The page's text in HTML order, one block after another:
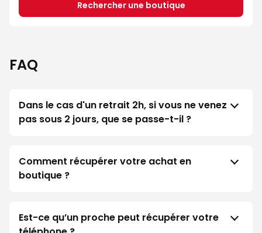
Rechercher une boutique
FAQ
Dans le cas d'un retrait 2h, si vous ne venez
pas sous 2 jours, que se passe-t-il ?
Comment récupérer votre achat en
boutique ?
Est-ce qu’un proche peut récupérer votre